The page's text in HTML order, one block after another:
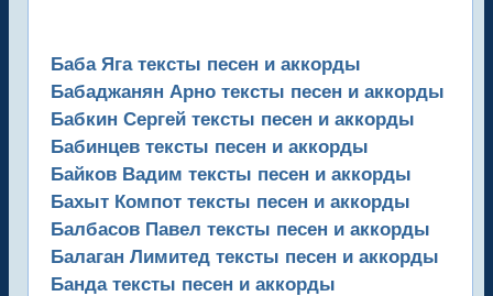
Баба Яга тексты песен и аккорды
Бабаджанян Арно тексты песен и аккорды
Бабкин Сергей тексты песен и аккорды
Бабинцев тексты песен и аккорды
Байков Вадим тексты песен и аккорды
Бахыт Компот тексты песен и аккорды
Балбасов Павел тексты песен и аккорды
Балаган Лимитед тексты песен и аккорды
Банда тексты песен и аккорды